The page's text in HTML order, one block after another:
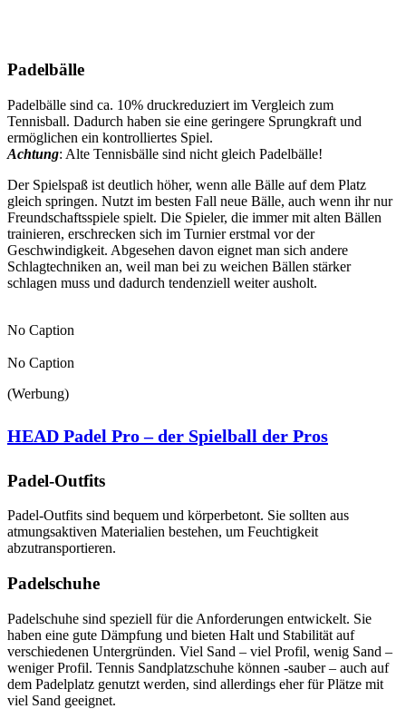
Padelbälle
Padelbälle sind ca. 10% druckreduziert im Vergleich zum
Tennisball. Dadurch haben sie eine geringere Sprungkraft und
ermöglichen ein kontrolliertes Spiel.
Achtung: Alte Tennisbälle sind nicht gleich Padelbälle!
Der Spielspaß ist deutlich höher, wenn alle Bälle auf dem Platz
gleich springen. Nutzt im besten Fall neue Bälle, auch wenn ihr nur
Freundschaftsspiele spielt. Die Spieler, die immer mit alten Bällen
trainieren, erschrecken sich im Turnier erstmal vor der
Geschwindigkeit. Abgesehen davon eignet man sich andere
Schlagtechniken an, weil man bei zu weichen Bällen stärker
schlagen muss und dadurch tendenziell weiter ausholt.
No Caption
No Caption
(Werbung)
HEAD Padel Pro – der Spielball der Pros
Padel-Outfits
Padel-Outfits sind bequem und körperbetont. Sie sollten aus
atmungsaktiven Materialien bestehen, um Feuchtigkeit
abzutransportieren.
Padelschuhe
Padelschuhe sind speziell für die Anforderungen entwickelt. Sie
haben eine gute Dämpfung und bieten Halt und Stabilität auf
verschiedenen Untergründen. Viel Sand – viel Profil, wenig Sand –
weniger Profil. Tennis Sandplatzschuhe können -sauber – auch auf
dem Padelplatz genutzt werden, sind allerdings eher für Plätze mit
viel Sand geeignet.